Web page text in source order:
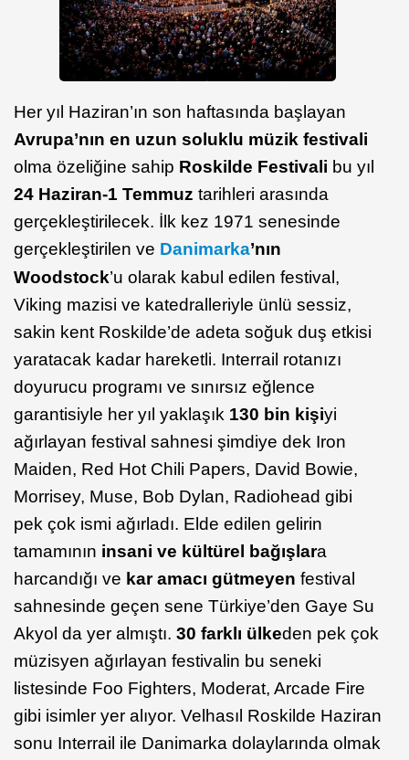
Her yıl Haziran’ın son haftasında başlayan
Avrupa’nın en uzun soluklu müzik festivali
olma özeliğine sahip Roskilde Festivali bu yıl
24 Haziran-1 Temmuz tarihleri arasında
gerçekleştirilecek. İlk kez 1971 senesinde
gerçekleştirilen ve Danimarka’nın
Woodstock’u olarak kabul edilen festival,
Viking mazisi ve katedralleriyle ünlü sessiz,
sakin kent Roskilde’de adeta soğuk duş etkisi
yaratacak kadar hareketli. Interrail rotanızı
doyurucu programı ve sınırsız eğlence
garantisiyle her yıl yaklaşık 130 bin kişiyi
ağırlayan festival sahnesi şimdiye dek Iron
Maiden, Red Hot Chili Papers, David Bowie,
Morrisey, Muse, Bob Dylan, Radiohead gibi
pek çok ismi ağırladı. Elde edilen gelirin
tamamının insani ve kültürel bağışlara
harcandığı ve kar amacı gütmeyen festival
sahnesinde geçen sene Türkiye’den Gaye Su
Akyol da yer almıştı. 30 farklı ülkeden pek çok
müzisyen ağırlayan festivalin bu seneki
listesinde Foo Fighters, Moderat, Arcade Fire
gibi isimler yer alıyor. Velhasıl Roskilde Haziran
sonu Interrail ile Danimarka dolaylarında olmak